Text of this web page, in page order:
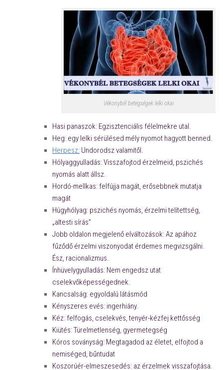
Vékonybél betegségek lelki okai
Hasi panaszok: Egzisztenciális félelmekre utal.
Heg: egy lelki sérülésed mély nyomot hagyott benned.
Herpesz: Undorodsz valamitől.
Hólyaggyulladás: Visszafojtod érzelmeid, pszichés
nyomás alatt állsz.
Hordó-mellkas: felfújja magát, erősebbnek mutatja
magát
Húgyhólyag: pszichés nyomás, érzelmi telítettség,
„altesti sírás”
Jobb oldalon megjelenő elváltozások: Az apához
fűződő érzelmi viszonyodat érdemes megvizsgálni.
Ész, racionalizmus.
Ínhüvelygyulladás: Nem engedsz utat
cselekvőképességednek.
Kancsalság: egyoldalú látásmód
Kényszeres evés: ingerhiány.
Kéz: felfogás, cselekvés, tenyér-kézfej kettősség
Kiütés: Türelmetlenség, gyermetegség
Kóros soványság: Megtagadod az életet, elfojtod a
nemiséged, bűntudat
Koszorúér-elmeszesedés: az érzelmek visszafojtása.